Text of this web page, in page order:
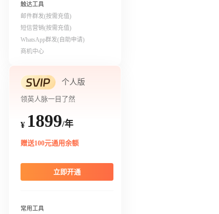
触达工具
邮件群发(按需充值)
短信营销(按需充值)
WhatsApp群发(自助申请)
商机中心
个人版
领英人脉一目了然
¥ 1899/年
赠送100元通用余额
立即开通
常用工具